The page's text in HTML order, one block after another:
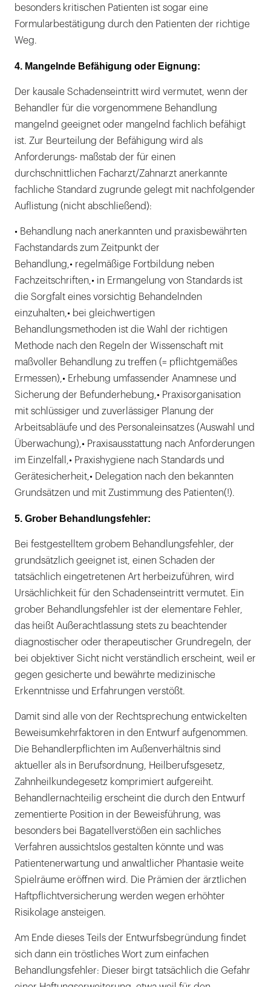
besonders kritischen Patienten ist sogar eine
Formularbestätigung durch den Patienten der richtige
Weg.
4. Mangelnde Befähigung oder Eignung:
Der kausale Schadenseintritt wird vermutet, wenn der
Behandler für die vorgenommene Behandlung
mangelnd geeignet oder mangelnd fachlich befähigt
ist. Zur Beurteilung der Befähigung wird als
Anforderungs- maßstab der für einen
durchschnittlichen Facharzt/Zahnarzt anerkannte
fachliche Standard zugrunde gelegt mit nachfolgender
Auflistung (nicht abschließend):
• Behandlung nach anerkannten und praxisbewährten
Fachstandards zum Zeitpunkt der
Behandlung,• regelmäßige Fortbildung neben
Fachzeitschriften,• in Ermangelung von Standards ist
die Sorgfalt eines vorsichtig Behandelnden
einzuhalten,• bei gleichwertigen
Behandlungsmethoden ist die Wahl der richtigen
Methode nach den Regeln der Wissenschaft mit
maßvoller Behandlung zu treffen (= pflichtgemäßes
Ermessen),• Erhebung umfassender Anamnese und
Sicherung der Befunderhebung,• Praxisorganisation
mit schlüssiger und zuverlässiger Planung der
Arbeitsabläufe und des Personaleinsatzes (Auswahl und
Überwachung),• Praxisausstattung nach Anforderungen
im Einzelfall,• Praxishygiene nach Standards und
Gerätesicherheit,• Delegation nach den bekannten
Grundsätzen und mit Zustimmung des Patienten(!).
5. Grober Behandlungsfehler:
Bei festgestelltem grobem Behandlungsfehler, der
grundsätzlich geeignet ist, einen Schaden der
tatsächlich eingetretenen Art herbeizuführen, wird
Ursächlichkeit für den Schadenseintritt vermutet. Ein
grober Behandlungsfehler ist der elementare Fehler,
das heißt Außerachtlassung stets zu beachtender
diagnostischer oder therapeutischer Grundregeln, der
bei objektiver Sicht nicht verständlich erscheint, weil er
gegen gesicherte und bewährte medizinische
Erkenntnisse und Erfahrungen verstößt.
Damit sind alle von der Rechtsprechung entwickelten
Beweisumkehrfaktoren in den Entwurf aufgenommen.
Die Behandlerpflichten im Außenverhältnis sind
aktueller als in Berufsordnung, Heilberufsgesetz,
Zahnheilkundegesetz komprimiert aufgereiht.
Behandlernachteilig erscheint die durch den Entwurf
zementierte Position in der Beweisführung, was
besonders bei Bagatellverstößen ein sachliches
Verfahren aussichtslos gestalten könnte und was
Patientenerwartung und anwaltlicher Phantasie weite
Spielräume eröffnen wird. Die Prämien der ärztlichen
Haftpflichtversicherung werden wegen erhöhter
Risikolage ansteigen.
Am Ende dieses Teils der Entwurfsbegründung findet
sich dann ein tröstliches Wort zum einfachen
Behandlungsfehler: Dieser birgt tatsächlich die Gefahr